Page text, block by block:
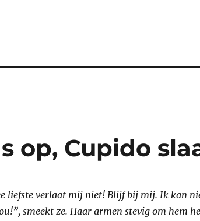
op, Cupido
liefste verlaat mij niet! Blijf bij mij. Ik kan
smeekt ze. Haar armen stevig om hem